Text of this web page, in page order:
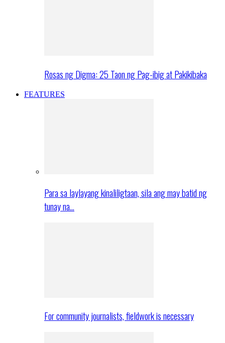
Rosas ng Digma: 25 Taon ng Pag-ibig at Pakikibaka
FEATURES
Para sa laylayang kinaliligtaan, sila ang may batid ng
tunay na…
For community journalists, fieldwork is necessary